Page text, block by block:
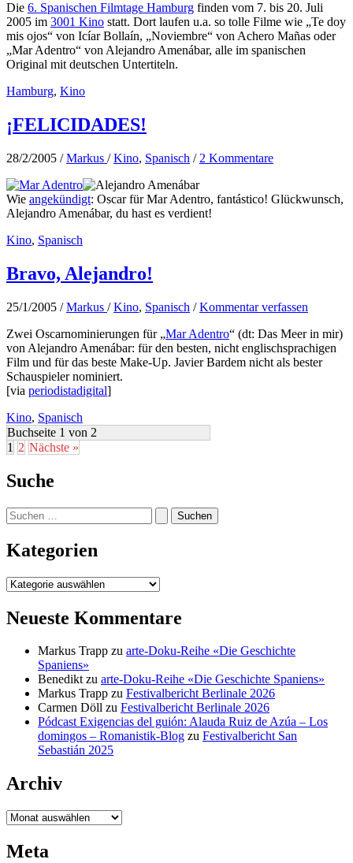
Die 6. Spanischen Filmtage Hamburg finden vom 7. bis 20. Juli
2005 im 3001 Kino statt. Dort laufen u.a. so tolle Filme wie „Te doy
mis ojos“ von Icíar Bollaín, „Noviembre“ von Achero Mañas oder
„Mar Adentro“ von Alejandro Amenábar, alle im spanischen
Original mit deutschen Untertiteln.
Hamburg, Kino
¡FELICIDADES!
28/2/2005 /Markus /Kino, Spanisch / 2 Kommentare
Wie angekündigt: Oscar für Mar Adentro, fantástico! Glückwunsch,
Alejandro Amenábar, du hast es verdient!
Kino, Spanisch
Bravo, Alejandro!
25/1/2005 /Markus /Kino, Spanisch /Kommentar verfassen
Zwei Oscarnominierungen für „Mar Adentro“ (dt: Das Meer in mir)
von Alejandro Amenábar: für den besten, nicht englischsprachigen
Film und für das beste Make-Up. Javier Bardem nicht als bester
Schauspieler nominiert.
[via periodistadigital]
Kino, Spanisch
Buchseite 1 von 2
1 2 Nächste »
Suche
Suchen
nach:
Kategorien
Kategorien
Neueste Kommentare
Markus Trapp zu arte-Doku-Reihe «Die Geschichte
Spaniens»
Benediktzu arte-Doku-Reihe «Die Geschichte Spaniens»
Markus Trapp zu Festivalbericht Berlinale 2026
Carmen Döll zu Festivalbericht Berlinale 2026
Pódcast Exigencias del guión: Alauda Ruiz de Azúa – Los
domingos – Romanistik-Blog zu Festivalbericht San
Sebastián 2025
Archiv
Archiv
Meta